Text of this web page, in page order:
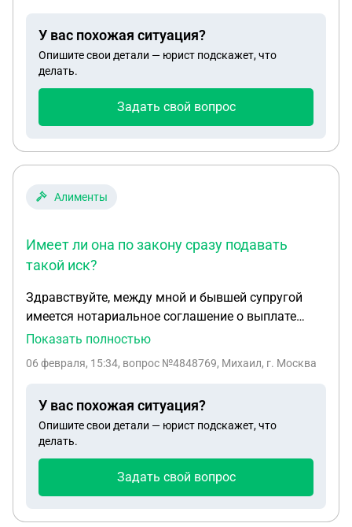
У вас похожая ситуация?
Опишите свои детали — юрист подскажет, что
делать.
Задать свой вопрос
Алименты
Имеет ли она по закону сразу подавать
такой иск?
Здравствуйте, между мной и бывшей супругой
имеется нотариальное соглашение о выплате
алментов в твердой денежной сумме (5000р). На
действительно сумма равная той, что досталась
больше, стабильно по 15000р. Сейчас бывшая
супруга подаёт иск о взыскании с меня 1/4 на
ребенка, хотя у меня есть ещё 2 детей от нового
нотариального соглашения и не производила
Показать полностью
06 февраля, 15:34, вопрос №4848769, Михаил, г. Москва
У вас похожая ситуация?
Опишите свои детали — юрист подскажет, что
делать.
Задать свой вопрос